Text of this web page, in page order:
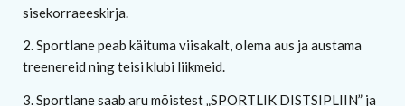
sisekorraeeskirja.
2. Sportlane peab käituma viisakalt, olema aus ja austama
treenereid ning teisi klubi liikmeid.
3. Sportlane saab aru mõistest „SPORTLIK DISTSIPLIIN” ja